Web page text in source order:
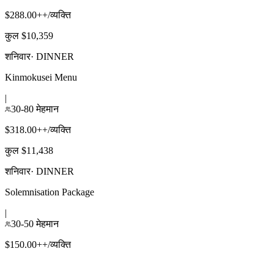
$288.00++/व्यक्ति
कुल $10,359
शनिवार· DINNER
Kinmokusei Menu
|
30-80 मेहमान
$318.00++/व्यक्ति
कुल $11,438
शनिवार· DINNER
Solemnisation Package
|
30-50 मेहमान
$150.00++/व्यक्ति